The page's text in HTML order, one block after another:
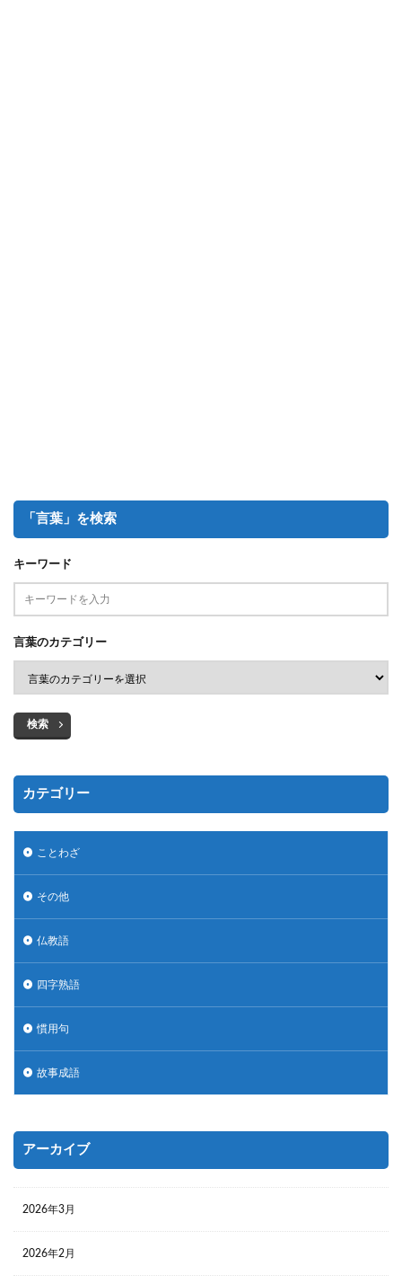
「言葉」を検索
キーワード
言葉のカテゴリー
検索
カテゴリー
ことわざ
その他
仏教語
四字熟語
慣用句
故事成語
アーカイブ
2026年3月
2026年2月